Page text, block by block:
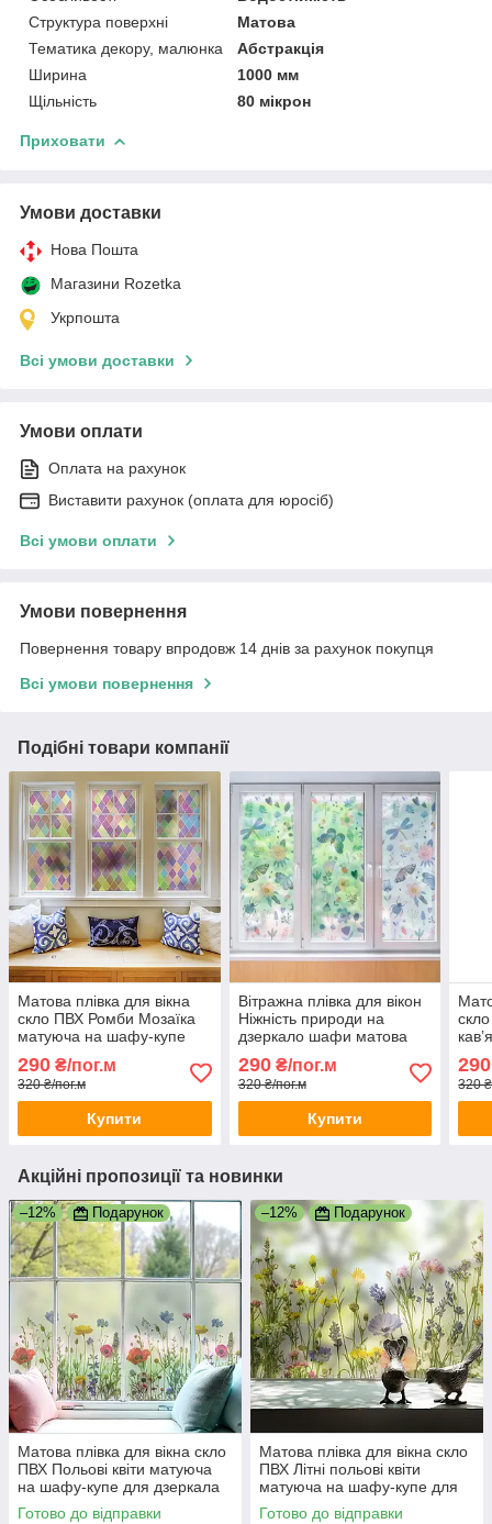
Структура поверхні
Матова
Тематика декору, малюнка
Абстракція
Ширина
1000 мм
Щільність
80 мікрон
Приховати
Умови доставки
Нова Пошта
Магазини Rozetka
Укрпошта
Всі умови доставки
Умови оплати
Оплата на рахунок
Виставити рахунок (оплата для юросіб)
Всі умови оплати
Умови повернення
Повернення товару впродовж 14 днів за рахунок покупця
Всі умови повернення
Подібні товари компанії
Матова плівка для вікна
скло ПВХ Ромби Мозаїка
матуюча на шафу-купе
для дзеркала 1 пог.м
1000х1000 мм
290 ₴/пог.м
320 ₴/пог.м
Купити
Вітражна плівка для вікон
Ніжність природи на
дзеркало шафи матова
метелики бабки ПВХ 1
пог.м 1000х1000 мм
290₴/пог.м
320 ₴/пог.м
Купити
290
320
Акційні пропозиції та новинки
–12% Подарунок
Матова плівка для вікна скло
ПВХ Польові квіти матуюча
на шафу-купе для дзеркала
1000х500 мм
Готово до відправки
–12% Подарунок
Матова плівка для вікна скло
ПВХ Літні польові квіти
матуюча на шафу-купе для
дзеркала 1000х500 мм
Готово до відправки